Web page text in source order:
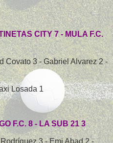
CITY 7 - MULA F.C.
Covato 3 - Gabriel Alvarez 2 -
Losada 1
F.C. 8 - LA SUB 21 3